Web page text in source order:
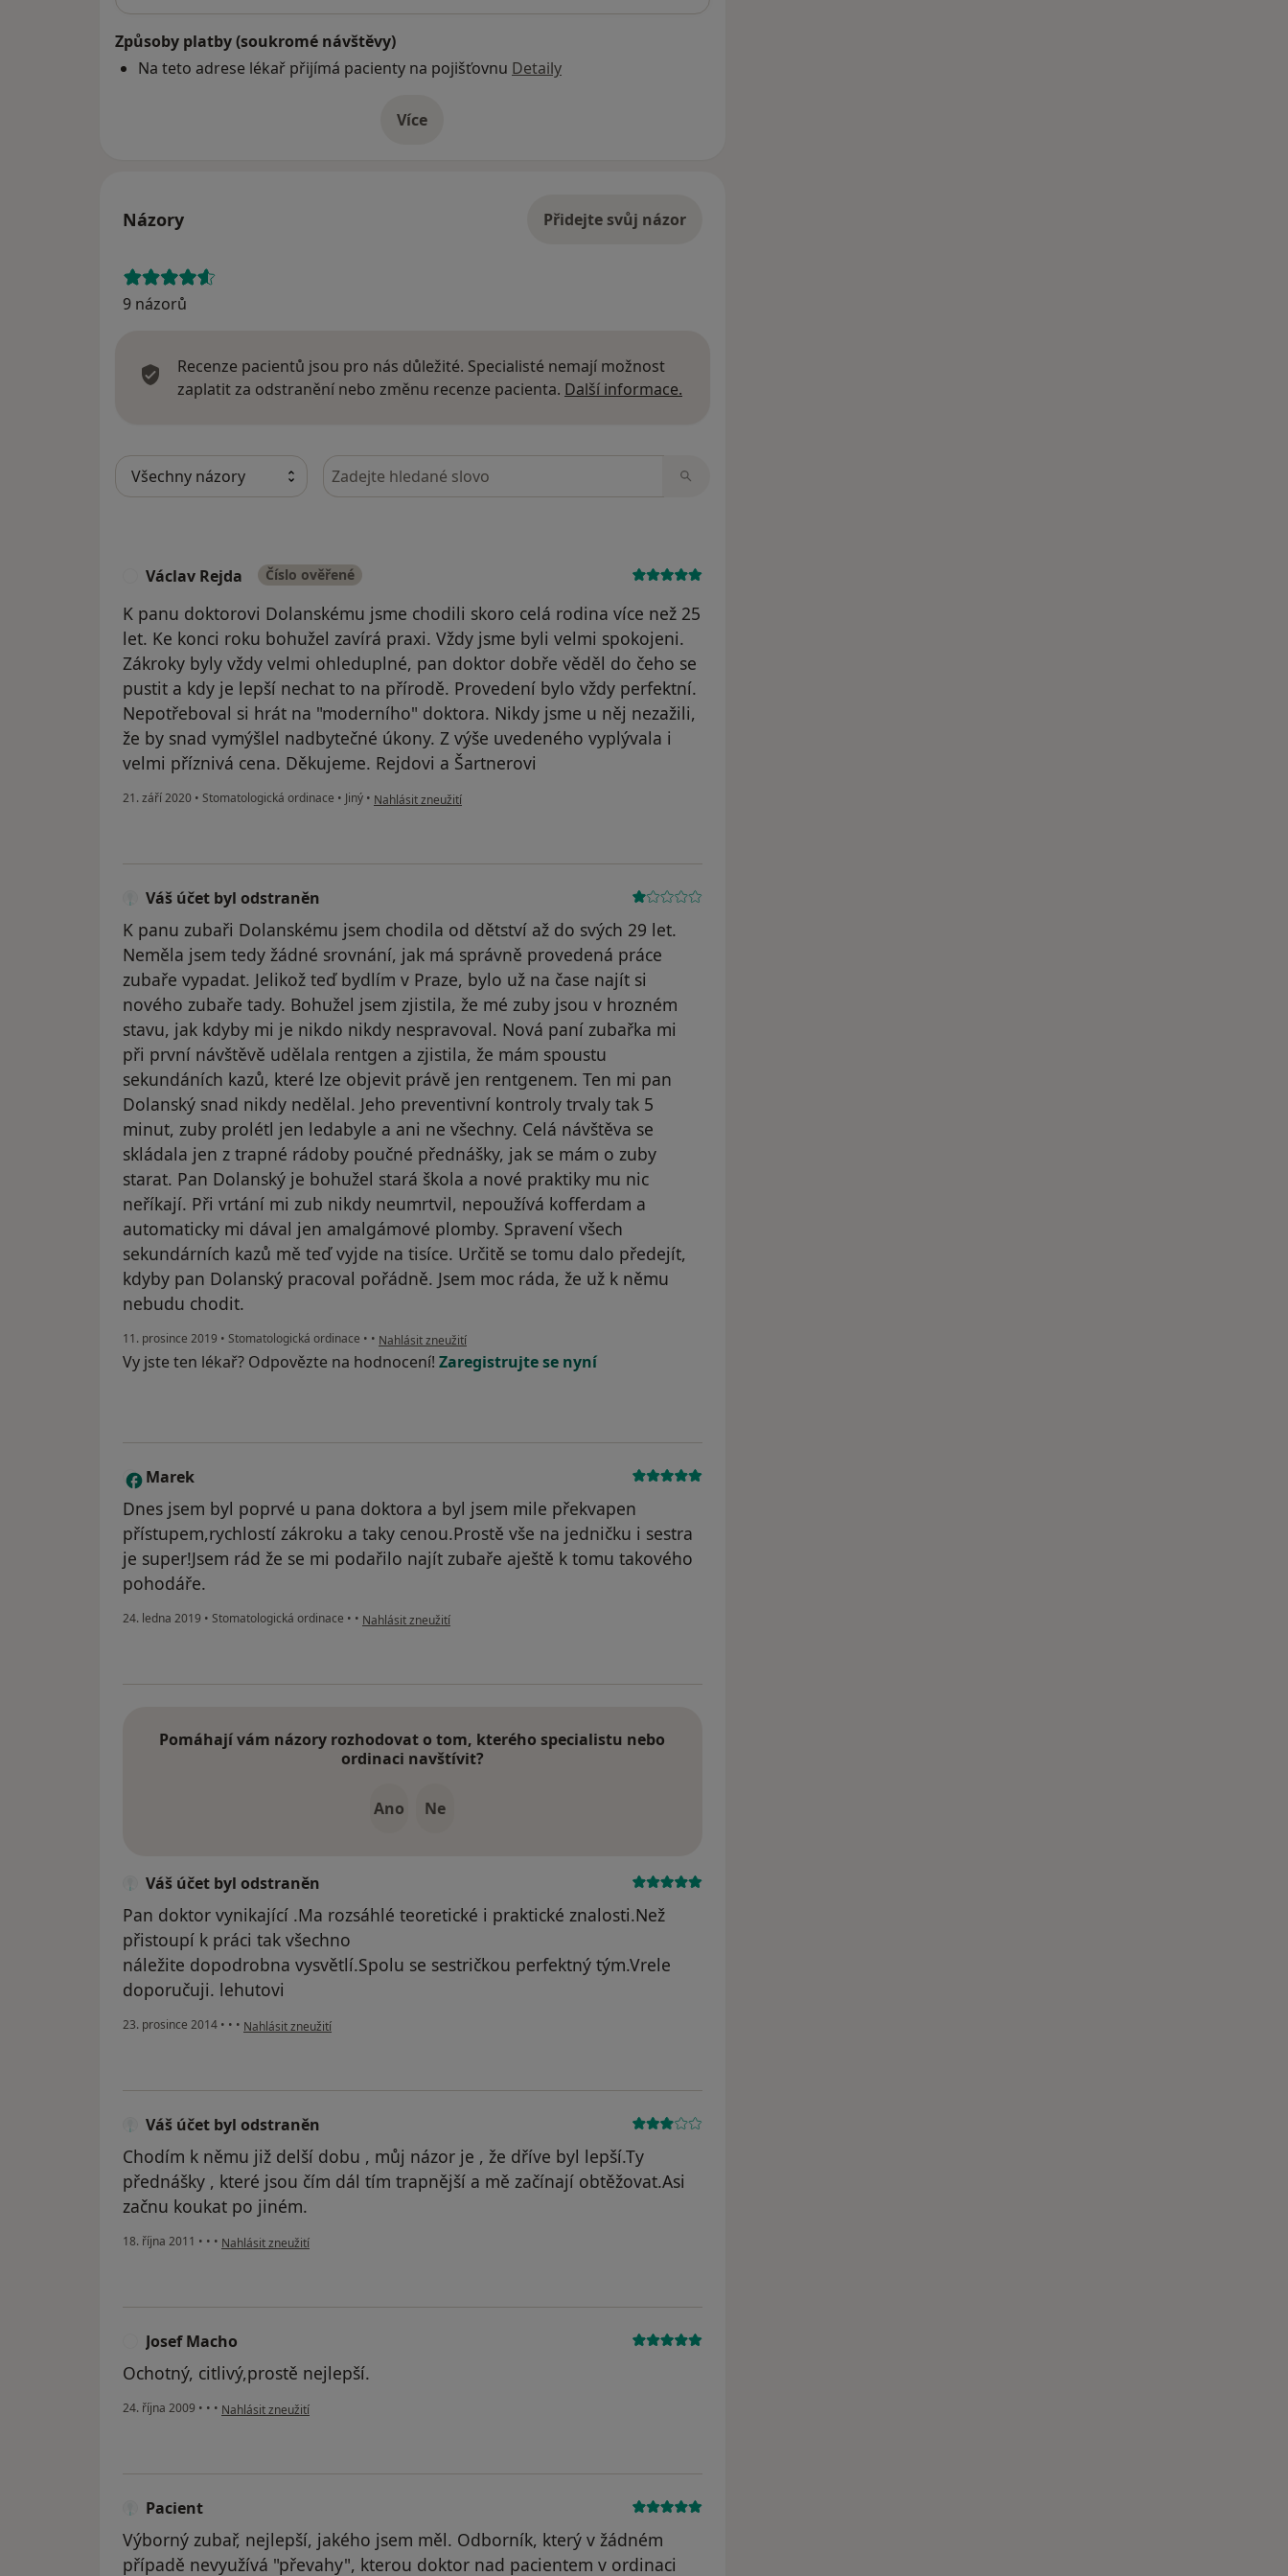
Způsoby platby (soukromé návštěvy)
Na teto adrese lékař přijímá pacienty na pojišťovnu Detaily
Víceo adrese
Názory Přidejte svůj názor
9 názorů
Recenze pacientů jsou pro nás důležité. Specialisté nemají možnost
zaplatit za odstranění nebo změnu recenze pacienta. Další informace.
Hledejte v názorech
Václav Rejda Číslo ověřené
K panu doktorovi Dolanskému jsme chodili skoro celá rodina více než 25
let. Ke konci roku bohužel zavírá praxi. Vždy jsme byli velmi spokojeni.
Zákroky byly vždy velmi ohleduplné, pan doktor dobře věděl do čeho se
pustit a kdy je lepší nechat to na přírodě. Provedení bylo vždy perfektní.
Nepotřeboval si hrát na "moderního" doktora. Nikdy jsme u něj nezažili,
že by snad vymýšlel nadbytečné úkony. Z výše uvedeného vyplývala i
velmi příznivá cena. Děkujeme. Rejdovi a Šartnerovi
21. září 2020 • Stomatologická ordinace • Jiný • podle názoru uživatele Václav Rejda
Nahlásit zneužití
Váš účet byl odstraněn
K panu zubaři Dolanskému jsem chodila od dětství až do svých 29 let.
Neměla jsem tedy žádné srovnání, jak má správně provedená práce
zubaře vypadat. Jelikož teď bydlím v Praze, bylo už na čase najít si
nového zubaře tady. Bohužel jsem zjistila, že mé zuby jsou v hrozném
stavu, jak kdyby mi je nikdo nikdy nespravoval. Nová paní zubařka mi
při první návštěvě udělala rentgen a zjistila, že mám spoustu
sekundáních kazů, které lze objevit právě jen rentgenem. Ten mi pan
Dolanský snad nikdy nedělal. Jeho preventivní kontroly trvaly tak 5
minut, zuby prolétl jen ledabyle a ani ne všechny. Celá návštěva se
skládala jen z trapné rádoby poučné přednášky, jak se mám o zuby
starat. Pan Dolanský je bohužel stará škola a nové praktiky mu nic
neříkají. Při vrtání mi zub nikdy neumrtvil, nepoužívá kofferdam a
automaticky mi dával jen amalgámové plomby. Spravení všech
sekundárních kazů mě teď vyjde na tisíce. Určitě se tomu dalo předejít,
kdyby pan Dolanský pracoval pořádně. Jsem moc ráda, že už k němu
nebudu chodit.
11. prosince 2019 • Stomatologická ordinace • • podle názoru uživatele Váš účet byl odstraněn
Nahlásit zneužití
Vy jste ten lékař? Odpovězte na hodnocení! Zaregistrujte se nyní
M Marek
Dnes jsem byl poprvé u pana doktora a byl jsem mile překvapen
přístupem,rychlostí zákroku a taky cenou.Prostě vše na jedničku i sestra
je super!Jsem rád že se mi podařilo najít zubaře aještě k tomu takového
pohodáře.
24. ledna 2019 • Stomatologická ordinace • • podle názoru uživatele Marek
Nahlásit zneužití
Pomáhají vám názory rozhodovat o tom, kterého specialistu nebo
ordinaci navštívit?
Ano Ne
Váš účet byl odstraněn
Pan doktor vynikající .Ma rozsáhlé teoretické i praktické znalosti.Než
přistoupí k práci tak všechno
náležite dopodrobna vysvětlí.Spolu se sestričkou perfektný tým.Vrele
doporučuji. lehutovi
23. prosince 2014 • • • podle názoru uživatele Váš účet byl odstraněn
Nahlásit zneužití
Váš účet byl odstraněn
Chodím k němu již delší dobu , můj názor je , že dříve byl lepší.Ty
přednášky , které jsou čím dál tím trapnější a mě začínají obtěžovat.Asi
začnu koukat po jiném.
18. října 2011 • • • podle názoru uživatele Váš účet byl odstraněn
Nahlásit zneužití
Josef Macho
Ochotný, citlivý,prostě nejlepší.
24. října 2009 • • • podle názoru uživatele Josef Macho
Nahlásit zneužití
Pacient
Výborný zubař, nejlepší, jakého jsem měl. Odborník, který v žádném
případě nevyužívá "převahy", kterou doktor nad pacientem v ordinaci